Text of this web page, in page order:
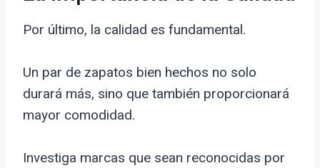
Por último, la calidad es fundamental.
Un par de zapatos bien hechos no solo
durará más, sino que también proporcionará
mayor comodidad.
Investiga marcas que sean reconocidas por